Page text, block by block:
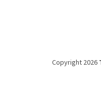
Copyright 2026